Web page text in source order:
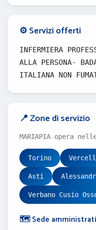
⚙️ Servizi offerti
INFERMIERA
ALLA PERSONA-
ITALIANA NON
📍 Zone di servizio
MARIAPIA opera
Torino
Asti
Verbano Cusio
🗺️ Sede